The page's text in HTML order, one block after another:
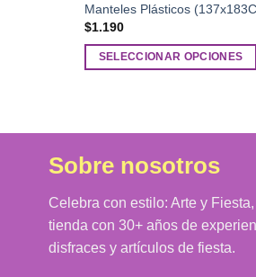
Manteles Plásticos
$1.190
SELECCIONAR OPCIONES
variantes.
opciones
se
pueden
Sobre nosotros
Celebra con estilo: Arte y
tienda con 30+ años de
disfraces y artículos de fiesta.